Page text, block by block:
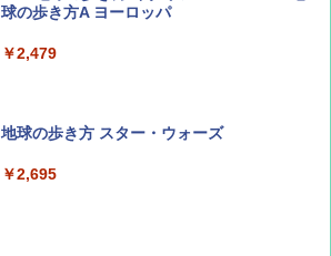
SOTO ミニマル"旅"財布 ランダム2種】
￥1,500
山と溪谷 2026年8月号「南アルプス大全」
￥1,540
球の歩き方A ヨーロッパ
￥2,479
地球の歩き方 スター・ウォーズ
￥2,695